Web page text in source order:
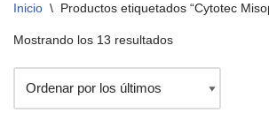
Inicio \ Productos etiquetados “Cytotec
Mostrando los 13 resultados